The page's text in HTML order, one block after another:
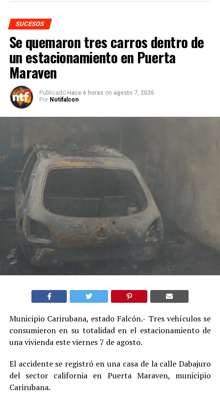
SUCESOS
Se quemaron tres carros dentro de
un estacionamiento en Puerta
Maraven
Publicado Hace 6 horas on agosto 7, 2026
Por Notifalcon
Municipio Carirubana, estado Falcón.- Tres vehículos se
consumieron en su totalidad en el estacionamiento de
una vivienda este viernes 7 de agosto.
El accidente se registró en una casa de la calle Dabajuro
del sector california en Puerta Maraven, municipio
Carirubana.